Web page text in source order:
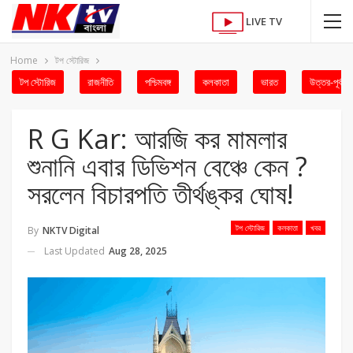
LIVE TV
Home টপ স্টোরিজ
টপ স্টোরিজ রাজনীতি পশ্চিমবঙ্গ কলকাতা ভারত উত্তর-পূর্ব
R G Kar: আরজি কর মামলার
শুনানি এবার ডিভিশন বেঞ্চে কেন ?
সরলেন বিচারপতি তীর্থঙ্কর ঘোষ!
টপ স্টোরিজ কলকাতা খবর
By NKTV Digital
Last Updated Aug 28, 2025